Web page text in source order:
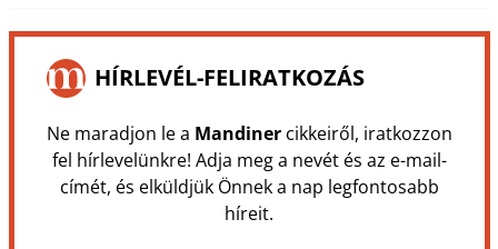
HÍRLEVÉL-FELIRATKOZÁS
Ne maradjon le a Mandinercikkeiről, iratkozzon
fel hírlevelünkre! Adja meg a nevét és az e-mail-
címét, és elküldjük Önnek a nap legfontosabb
híreit.